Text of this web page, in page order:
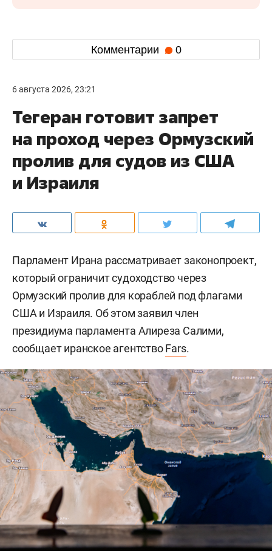
Комментарии 0
6 августа 2026, 23:21
Тегеран готовит запрет
на проход через Ормузский
пролив для судов из США
и Израиля
Парламент Ирана рассматривает законопроект,
который ограничит судоходство через
Ормузский пролив для кораблей под флагами
США и Израиля. Об этом заявил член
президиума парламента Алиреза Салими,
сообщает иранское агентствоFars.